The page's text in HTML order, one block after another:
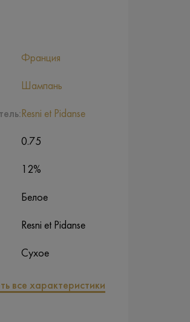
Франция
Шампань
Resni et Pidanse
0.75
12%
Белое
Resni et Pidanse
Сухое
все характеристики